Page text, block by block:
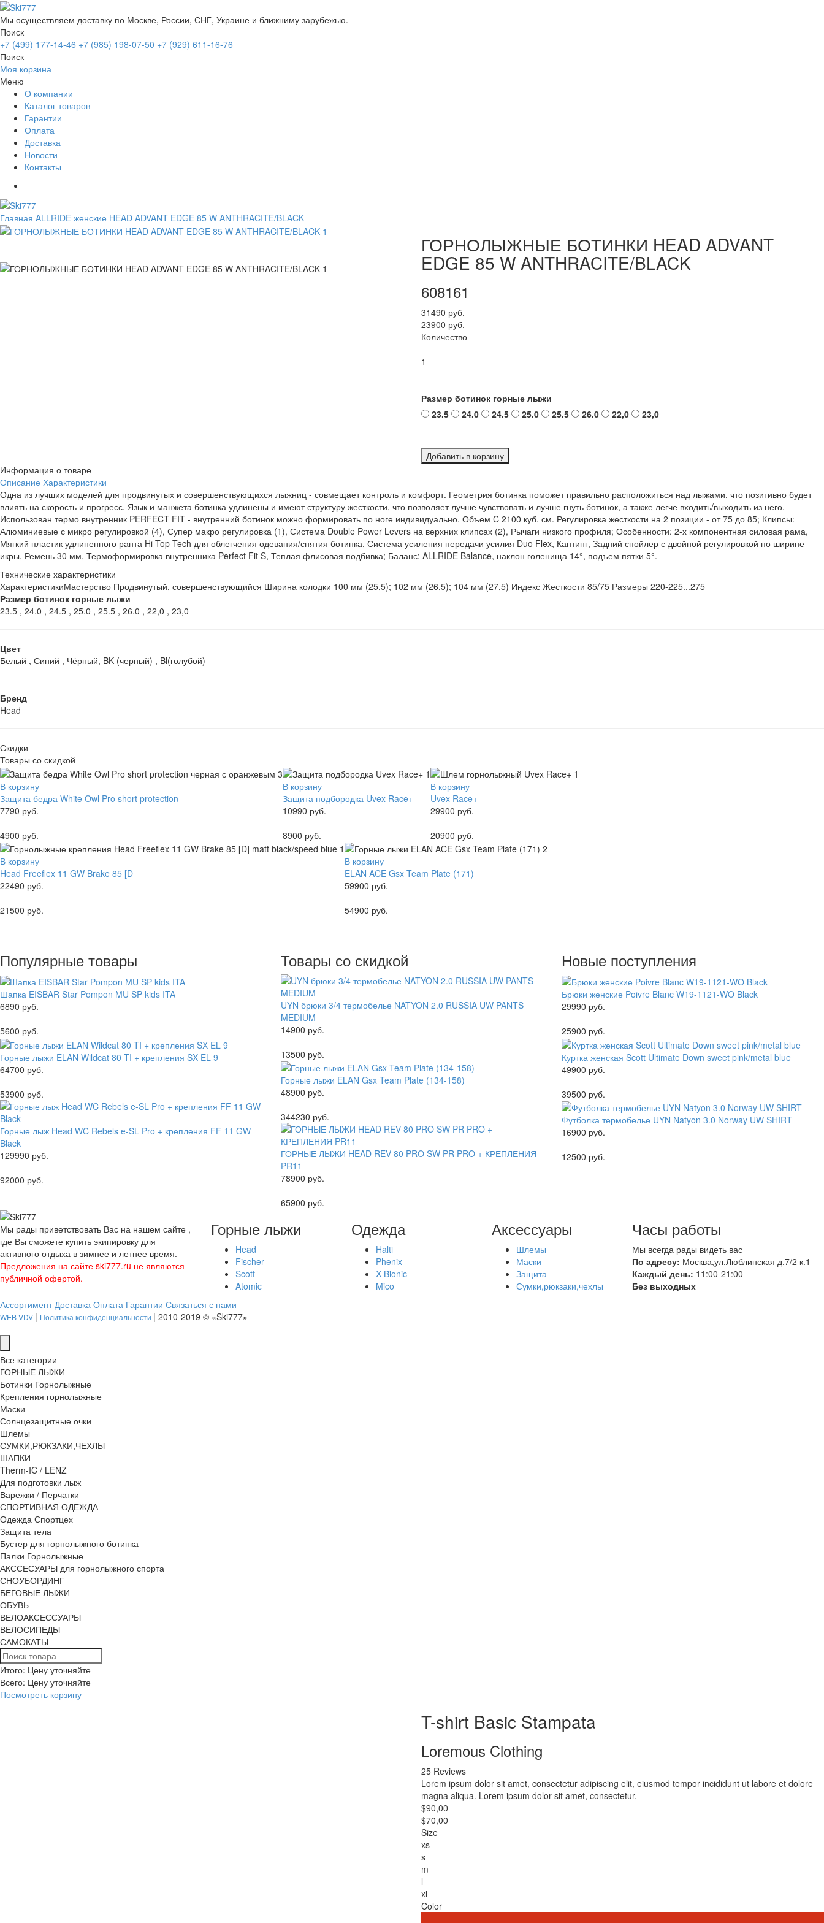
Мы осуществляем доставку по Москве, России, СНГ, Украине и ближниму зарубежью.
Поиск
+7 (499) 177-14-46 +7 (985) 198-07-50 +7 (929) 611-16-76
Поиск
Моя корзина
Меню
О компании
Каталог товаров
Гарантии
Оплата
Доставка
Новости
Контакты
Главная ALLRIDE женские HEAD ADVANT EDGE 85 W ANTHRACITE/BLACK
ГОРНОЛЫЖНЫЕ БОТИНКИ HEAD ADVANT
EDGE 85 W ANTHRACITE/BLACK
608161
31490 руб.
23900 руб.
Количество
1
Размер ботинок горные лыжи
23.5
24.0 24.5 25.0 25.5 26.0 22,0 23,0
Добавить в корзину
Информация о товаре
Описание Характеристики
Одна из лучших моделей для продвинутых и совершенствующихся лыжниц - совмещает контроль и комфорт. Геометрия ботинка поможет правильно расположиться над лыжами, что позитивно будет
влиять на скорость и прогресс. Язык и манжета ботинка удлинены и имеют структуру жесткости, что позволяет лучше чувствовать и лучше гнуть ботинок, а также легче входить/выходить из него.
Использован термо внутренник PERFECT FIT - внутренний ботинок можно формировать по ноге индивидуально. Объем C 2100 куб. см. Регулировка жесткости на 2 позиции - от 75 до 85; Клипсы:
Алюминиевые с микро регулировкой (4), Супер макро регулировка (1), Система Double Power Levers на верхних клипсах (2), Рычаги низкого профиля; Особенности: 2-х компонентная силовая рама,
Мягкий пластик удлиненного ранта Hi-Top Tech для облегчения одевания/снятия ботинка, Система усиления передачи усилия Duo Flex, Кантинг, Задний спойлер с двойной регулировкой по ширине
икры, Ремень 30 мм, Термоформировка внутренника Perfect Fit S, Теплая флисовая подбивка; Баланс: ALLRIDE Balance, наклон голенища 14°, подъем пятки 5°.
Технические характеристики
ХарактеристикиМастерство Продвинутый, совершенствующийся Ширина колодки 100 мм (25,5); 102 мм (26,5); 104 мм (27,5) Индекс Жесткости 85/75 Размеры 220-225...275
Размер ботинок горные лыжи
23.5 , 24.0 , 24.5 , 25.0 , 25.5 , 26.0 , 22,0 , 23,0
Цвет
Белый , Синий , Чёрный, BK (черный) , Bl(голубой)
Бренд
Head
Скидки
Товары со скидкой
В корзину
Защита бедра White Owl Pro short protection
7790 руб.
4900 руб.
В корзину
Защита подбородка Uvex Race+
10990 руб.
8900 руб.
В корзину
Uvex Race+
29900 руб.
20900 руб.
В корзину
Head Freeflex 11 GW Brake 85 [D
22490 руб.
21500 руб.
В корзину
ELAN ACE Gsx Team Plate (171)
59900 руб.
54900 руб.
Популярные товары
Шапка EISBAR Star Pompon MU SP kids ITA
6890 руб.
5600 руб.
Горные лыжи ELAN Wildcat 80 TI + крепления SX EL 9
64700 руб.
53900 руб.
Горные лыж Head WC Rebels e-SL Pro + крепления FF 11 GW
Black
129990 руб.
92000 руб.
Товары со скидкой
UYN брюки 3/4 термобелье NATYON 2.0 RUSSIA UW PANTS
MEDIUM
14900 руб.
13500 руб.
Горные лыжи ELAN Gsx Team Plate (134-158)
48900 руб.
344230 руб.
ГОРНЫЕ ЛЫЖИ HEAD REV 80 PRO SW PR PRO + КРЕПЛЕНИЯ
PR11
78900 руб.
65900 руб.
Новые поступления
Брюки женские Poivre Blanc W19-1121-WO Black
29990 руб.
25900 руб.
Куртка женская Scott Ultimate Down sweet pink/metal blue
49900 руб.
39500 руб.
Футболка термобелье UYN Natyon 3.0 Norway UW SHIRT
16900 руб.
12500 руб.
Мы рады приветствовать Вас на нашем сайте ,
где Вы сможете купить экипировку для
активного отдыха в зимнее и летнее время.
Предложения на сайте ski777.ru не являются
публичной офертой.
Горные лыжи
Head
Fischer
Scott
Atomic
Одежда
Halti
Phenix
X-Bionic
Mico
Аксессуары
Шлемы
Маски
Защита
Сумки,рюкзаки,чехлы
Часы работы
Мы всегда рады видеть вас
По адресу: Москва,ул.Люблинская д.7/2 к.1
Каждый день: 11:00-21:00
Без выходных
Ассортимент Доставка Оплата Гарантии Связаться с нами
WEB-VDV | Политика конфиденциальности | 2010-2019 © «Ski777»
Все категории
ГОРНЫЕ ЛЫЖИ
Ботинки Горнолыжные
Крепления горнолыжные
Маски
Солнцезащитные очки
Шлемы
СУМКИ,РЮКЗАКИ,ЧЕХЛЫ
ШАПКИ
Therm-IC / LENZ
Для подготовки лыж
Варежки / Перчатки
СПОРТИВНАЯ ОДЕЖДА
Одежда Спортцех
Защита тела
Бустер для горнолыжного ботинка
Палки Горнолыжные
АКССЕСУАРЫ для горнолыжного спорта
СНОУБОРДИНГ
БЕГОВЫЕ ЛЫЖИ
ОБУВЬ
ВЕЛОАКСЕССУАРЫ
ВЕЛОСИПЕДЫ
САМОКАТЫ
Итого: Цену уточняйте
Всего: Цену уточняйте
Посмотреть корзину
T-shirt Basic Stampata
Loremous Clothing
25 Reviews
Lorem ipsum dolor sit amet, consectetur adipiscing elit, eiusmod tempor incididunt ut labore et dolore
magna aliqua. Lorem ipsum dolor sit amet, consectetur.
$90,00
$70,00
Size
xs
s
m
l
xl
Color